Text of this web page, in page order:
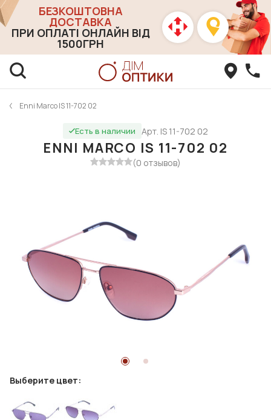
БЕЗКОШТОВНА
ДОСТАВКА
ПРИ ОПЛАТІ ОНЛАЙН ВІД
1500ГРН
Enni Marco IS 11-702 02
Есть в наличии Арт. IS 11-702 02
ENNI MARCO IS 11-702 02
(0 отзывов)
Выберите цвет: